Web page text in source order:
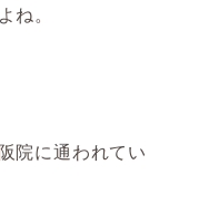
。
院に通われてい